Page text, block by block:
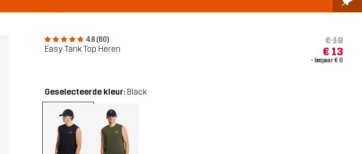
4.8 (60)
Easy Tank Top Heren
€ 19
€ 13
- bespaar€ 6
Geselecteerde kleur: Black